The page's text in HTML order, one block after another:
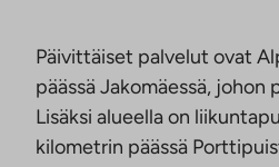
Päivittäiset palvelut ovat
päässä Jakomäessä,
Lisäksi alueella on
kilometrin päässä